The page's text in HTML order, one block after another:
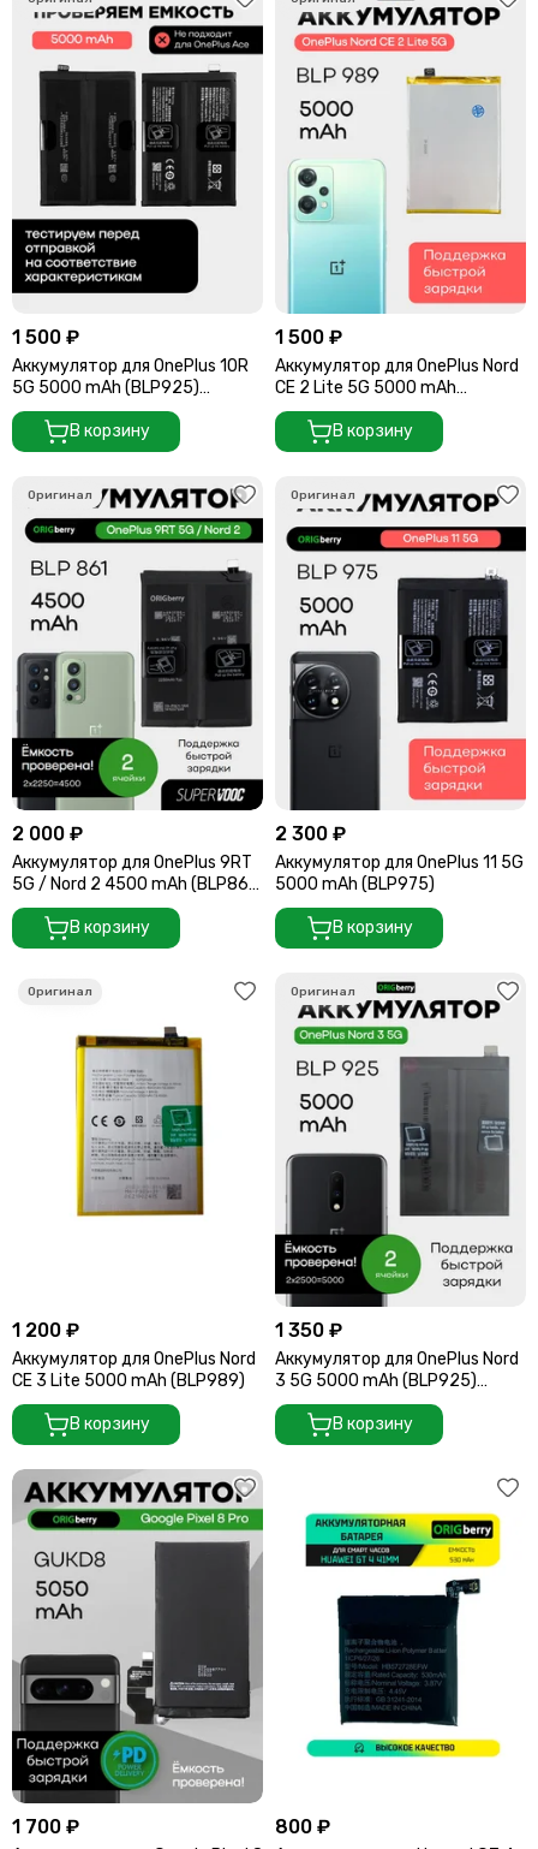
1 500 ₽
Аккумулятор для OnePlus 10R
5G 5000 mAh (BLP925)
ORIGberry
В корзину
1 500 ₽
Аккумулятор для OnePlus Nord
CE 2 Lite 5G 5000 mAh
(BLP927)
В корзину
2 000 ₽
Аккумулятор для OnePlus 9RT
5G / Nord 2 4500 mAh (BLP861)
ORIGberry
В корзину
2 300 ₽
Аккумулятор для OnePlus 11 5G
5000 mAh (BLP975)
В корзину
1 200 ₽
Аккумулятор для OnePlus Nord
CE 3 Lite 5000 mAh (BLP989)
В корзину
1 350 ₽
Аккумулятор для OnePlus Nord
3 5G 5000 mAh (BLP925)
ORIGberry
В корзину
1 700 ₽ 800 ₽